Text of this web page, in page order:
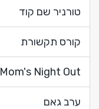
טורניר שם קוד
קורס תקשורת
Mom's Night Out
ערב גאם